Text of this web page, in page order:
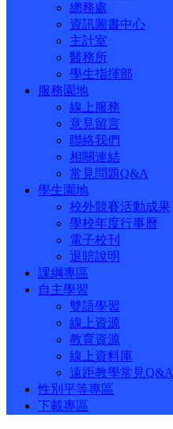
總務處
資訊圖書中心
主計室
醫務所
學生指揮部
服務園地
線上服務
意見留言
聯絡我們
相關連結
常見問題Q&A
學生園地
校外競賽活動成果
學校年度行事曆
電子校刊
退賠說明
課綱專區
自主學習
雙語學習
線上資源
教育資源
線上資料庫
遠距教學常見Q&A
性別平等專區
下載專區